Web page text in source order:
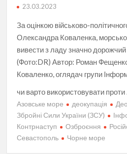
23.03.2023
За оцінкою військово-
Олександра Коваленка,
вивести з ладу значно
(Фото:DR) Автор: Роман
Коваленко, оглядач групи
чи варто використовувати
Азовське море деокупація
Збройні Сили України (ЗСУ)
Контрнаступ
Озброєння
Севастополь
Чорне море